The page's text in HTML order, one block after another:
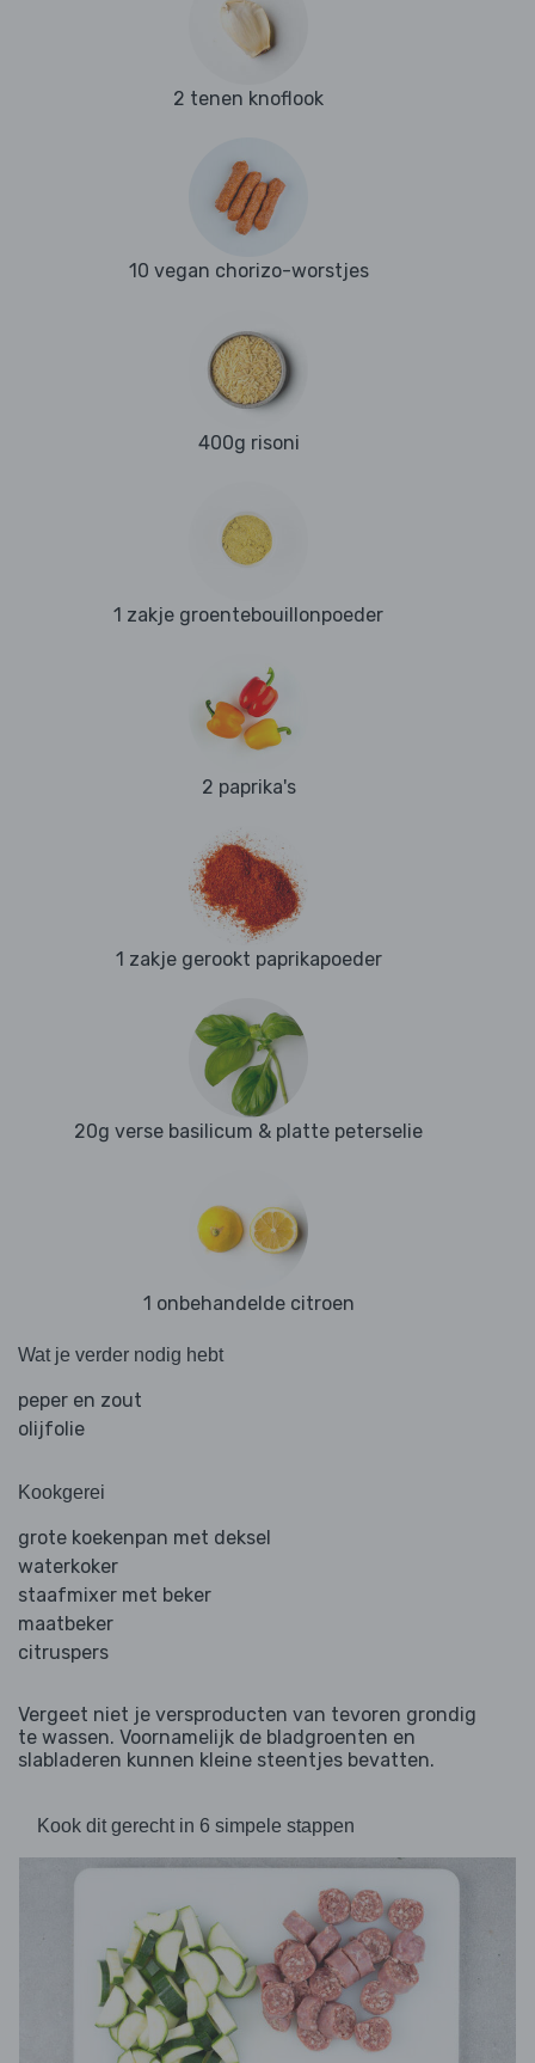
2 tenen knoflook
10 vegan chorizo-worstjes
400g risoni
1 zakje groentebouillonpoeder
2 paprika's
1 zakje gerookt paprikapoeder
20g verse basilicum & platte peterselie
1 onbehandelde citroen
Wat je verder nodig hebt
peper en zout
olijfolie
Kookgerei
grote koekenpan met deksel
waterkoker
staafmixer met beker
maatbeker
citruspers
Vergeet niet je versproducten van tevoren grondig
te wassen. Voornamelijk de bladgroenten en
slabladeren kunnen kleine steentjes bevatten.
Kook dit gerecht in 6 simpele stappen